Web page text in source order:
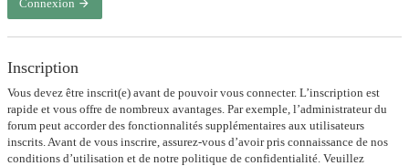
Connexion
Inscription
Vous devez être inscrit(e) avant de pouvoir vous connecter. L’inscription est
rapide et vous offre de nombreux avantages. Par exemple, l’administrateur du
forum peut accorder des fonctionnalités supplémentaires aux utilisateurs
inscrits. Avant de vous inscrire, assurez-vous d’avoir pris connaissance de nos
conditions d’utilisation et de notre politique de confidentialité. Veuillez